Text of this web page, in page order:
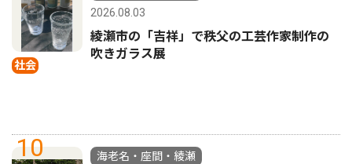
社会
2026.08.03
綾瀬市の「吉祥」で秩父の工芸作家制作の
吹きガラス展
10
海老名・座間・綾瀬